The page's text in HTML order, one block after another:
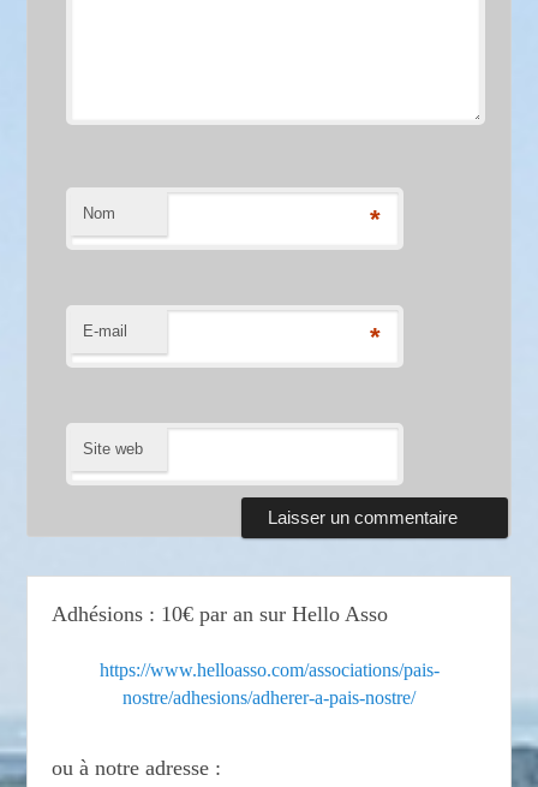
Nom *
E-mail *
Site web
Adhésions : 10€ par an sur Hello Asso
https://www.helloasso.com/associations/pais-
nostre/adhesions/adherer-a-pais-nostre/
ou à notre adresse :